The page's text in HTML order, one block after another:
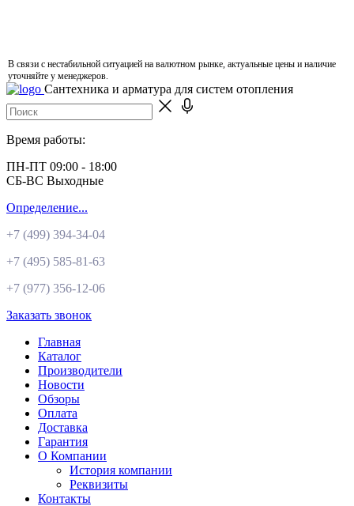
В связи с нестабильной ситуацией на валютном рынке, актуальные цены и наличие
уточняйте у менеджеров.
Сантехника и арматура для систем отопления
Время работы:
ПН-ПТ 09:00 - 18:00
СБ-ВС Выходные
Определение...
+7 (499) 394-34-04
+7 (495) 585-81-63
+7 (977) 356-12-06
Заказать звонок
Главная
Каталог
Производители
Новости
Обзоры
Оплата
Доставка
Гарантия
О Компании
История компании
Реквизиты
Контакты